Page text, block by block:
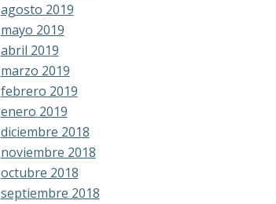
agosto 2019
mayo 2019
abril 2019
marzo 2019
febrero 2019
enero 2019
diciembre 2018
noviembre 2018
octubre 2018
septiembre 2018